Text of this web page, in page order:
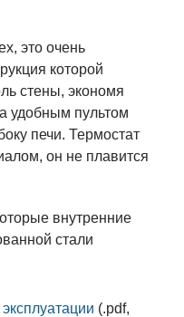
это очень
которой
стены, экономя
удобным пультом
печи. Термостат
он не плавится
внутренние
стали
(.pdf,